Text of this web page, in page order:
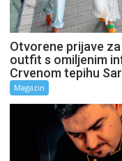
Otvorene prijave
outfit s omiljenim
Crvenom tepihu
Magazin